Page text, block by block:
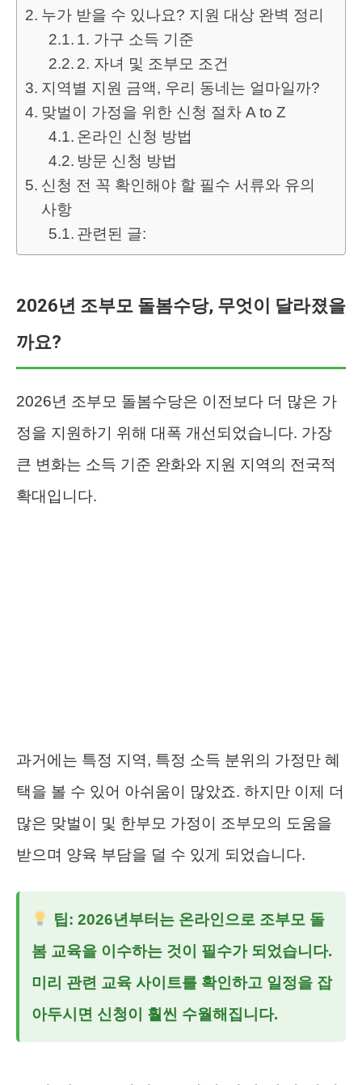
누가 받을 수 있나요? 지원 대상 완벽 정리
1. 가구 소득 기준
2. 자녀 및 조부모 조건
지역별 지원 금액, 우리 동네는 얼마일까?
맞벌이 가정을 위한 신청 절차 A to Z
온라인 신청 방법
방문 신청 방법
신청 전 꼭 확인해야 할 필수 서류와 유의
사항
관련된 글:
2026년 조부모 돌봄수당, 무엇이 달라졌을
까요?
2026년 조부모 돌봄수당은 이전보다 더 많은 가
정을 지원하기 위해 대폭 개선되었습니다. 가장
큰 변화는 소득 기준 완화와 지원 지역의 전국적
확대입니다.
과거에는 특정 지역, 특정 소득 분위의 가정만 혜
택을 볼 수 있어 아쉬움이 많았죠. 하지만 이제 더
많은 맞벌이 및 한부모 가정이 조부모의 도움을
받으며 양육 부담을 덜 수 있게 되었습니다.
팁: 2026년부터는 온라인으로 조부모 돌
봄 교육을 이수하는 것이 필수가 되었습니다.
미리 관련 교육 사이트를 확인하고 일정을 잡
아두시면 신청이 훨씬 수월해집니다.